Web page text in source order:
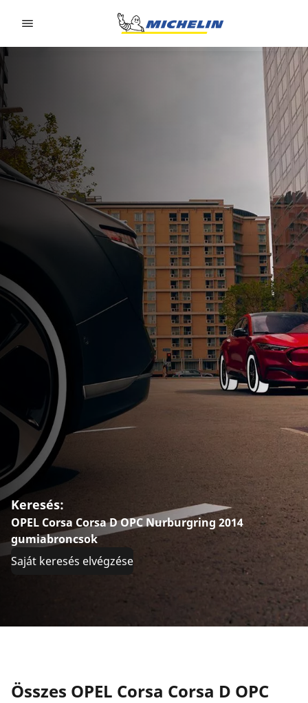
Keresés:
OPEL Corsa Corsa D OPC Nurburgring 2014
gumiabroncsok
Saját keresés elvégzése
Összes OPEL Corsa Corsa D OPC